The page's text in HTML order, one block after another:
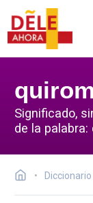
Significado,
de la
Diccionario